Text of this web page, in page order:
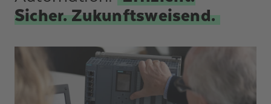
Sicher. Zukunftsweisend.